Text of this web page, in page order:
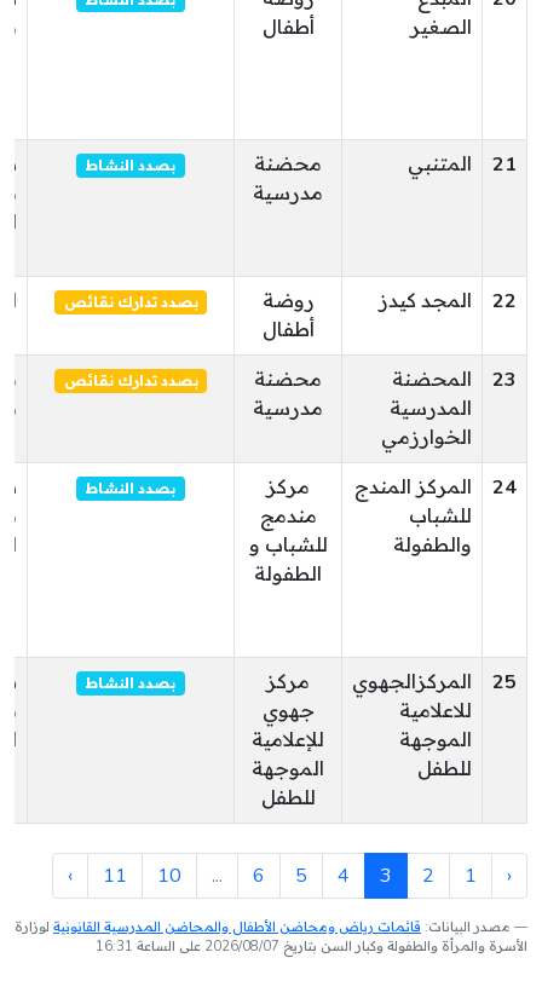
الصغير
أطفال
21 المتنبي
محضنة
مدرسية
بصدد النشاط
22 المجد كيدز
روضة
أطفال
بصدد تدارك نقائص
23
المحضنة
المدرسية
الخوارزمي
محضنة
مدرسية
بصدد تدارك نقائص
24
المركز المندج
للشباب
والطفولة
مركز
مندمج
للشباب و
الطفولة
بصدد النشاط
25
المركزالجهوي
للاعلامية
الموجهة
للطفل
مركز
جهوي
للإعلامية
الموجهة
للطفل
بصدد النشاط
‹
1
2
3
4
5
6
...
10
11
›
مصدر البيانات: قائمات رياض ومحاضن الأطفال والمحاضن المدرسية القانونية لوزارة
الأسرة والمرأة والطفولة وكبار السن بتاريخ 2026/08/07 على الساعة 16:31